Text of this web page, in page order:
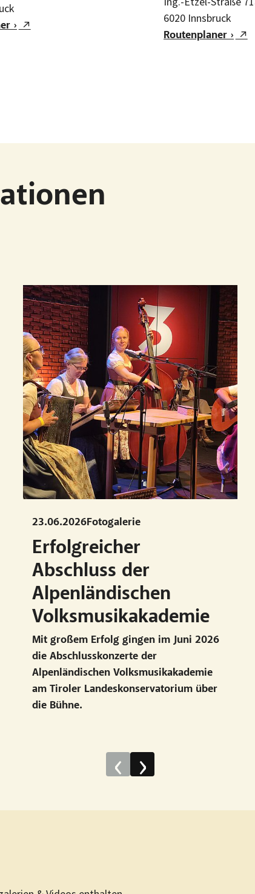
›
6020 Innsbruck
Routenplaner ›
23.06.2026Fotogalerie
Erfolgreicher
Abschluss der
Alpenländischen
Volksmusikakademie
Mit großem Erfolg gingen im Juni 2026
die Abschlusskonzerte der
Alpenländischen Volksmusikakademie
am Tiroler Landeskonservatorium über
die Bühne.
‹ ›
& Videos enthalten.